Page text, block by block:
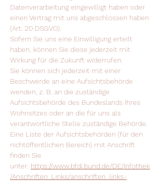
Datenverarbeitung eingewilligt haben oder
einen Vertrag mit uns abgeschlossen haben
(Art. 20 DSGVO).
Sofern Sie uns eine Einwilligung erteilt
haben, können Sie diese jederzeit mit
Wirkung für die Zukunft widerrufen.
Sie können sich jederzeit mit einer
Beschwerde an eine Aufsichtsbehörde
wenden, z. B. an die zuständige
Aufsichtsbehörde des Bundeslands Ihres
Wohnsitzes oder an die für uns als
verantwortliche Stelle zuständige Behörde.
Eine Liste der Aufsichtsbehörden (für den
nichtöffentlichen Bereich) mit Anschrift
finden Sie
unter: https://www.bfdi.bund.de/DE/Infothek
/Anschriften_Links/anschriften_links-